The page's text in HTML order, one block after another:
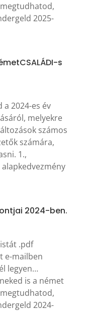
2025-
s
2024-es év
melyekre
számos
számára,
1.,
2024-ben.
.pdf
e-mailben
legyen…
is a német
2024-